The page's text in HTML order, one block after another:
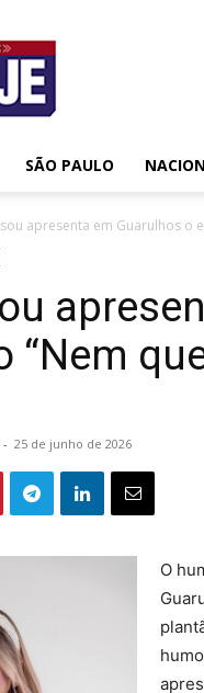
SÃO PAULO
apresenta em Guarulhos o
“Nem
- 25 de junho de 2026
O